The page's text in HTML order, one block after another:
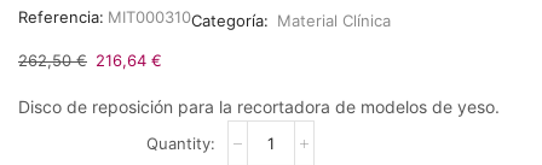
Referencia: MIT000310Categoría: Material Clínica
262,50€ 216,64 €
Disco de reposición para la recortadora de modelos de yeso.